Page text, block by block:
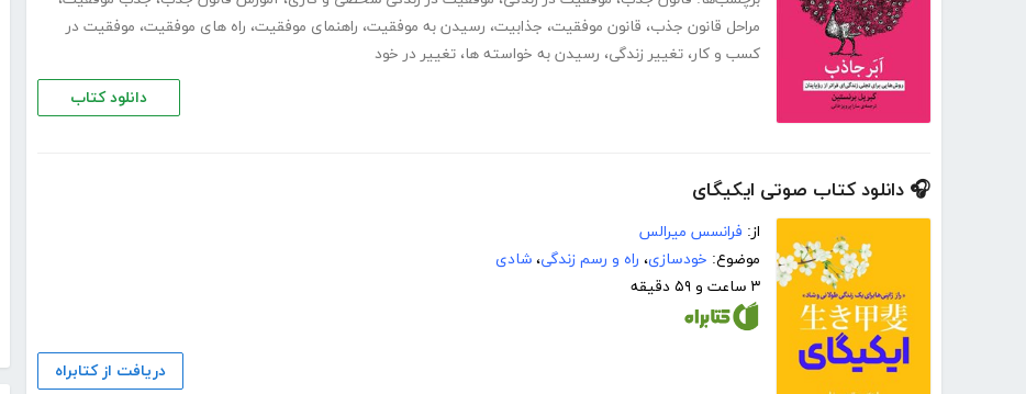
مراحل قانون جذب، قانون موفقیت، جذابیت، رسیدن به موفقیت، راهنمای موفقیت، راه های موفقیت، موفقیت در
کسب و کار، تغییر زندگی، رسیدن به خواسته ها، تغییر در خود
دانلود کتاب
🎧 دانلود کتاب صوتی ایکیگای
از: فرانسس میرالس
موضوع: خودسازی، راه و رسم زندگی، شادی
۳ ساعت و ۵۹ دقیقه
دریافت از کتابراه